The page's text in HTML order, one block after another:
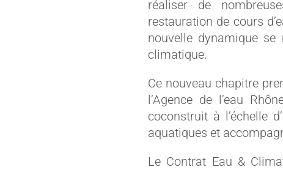
réaliser de
restauration de cours
nouvelle dynamique
climatique.
Ce nouveau chapitre
l’Agence de l’eau
coconstruit à l’échelle
aquatiques et
Le Contrat Eau &